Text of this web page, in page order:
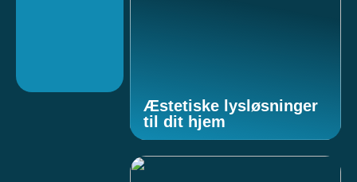
Æstetiske lysløsninger
til dit hjem